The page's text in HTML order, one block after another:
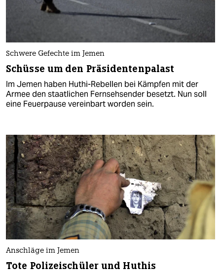
Schwere Gefechte im Jemen
Schüsse um den Präsidentenpalast
Im Jemen haben Huthi-Rebellen bei Kämpfen mit der
Armee den staatlichen Fernsehsender besetzt. Nun soll
eine Feuerpause vereinbart worden sein.
Anschläge im Jemen
Tote Polizeischüler und Huthis